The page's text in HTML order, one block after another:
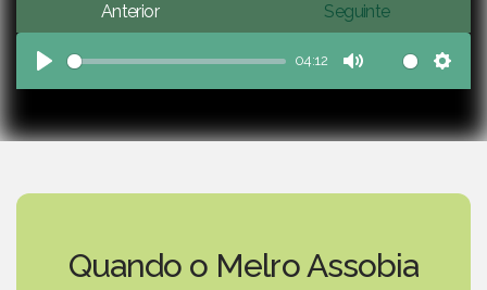
Anterior Seguinte
Play
04:12
Mute
Quando o Melro Assobia